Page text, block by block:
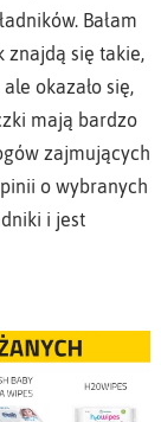
Bałam
znajdą się takie,
okazało się,
mają bardzo
zajmujących
o wybranych
i jest